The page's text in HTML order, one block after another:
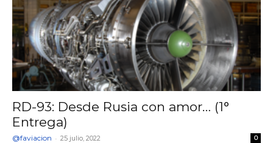
RD-93: Desde Rusia con amor… (1°
Entrega)
@faviacion - 25 julio, 2022 0